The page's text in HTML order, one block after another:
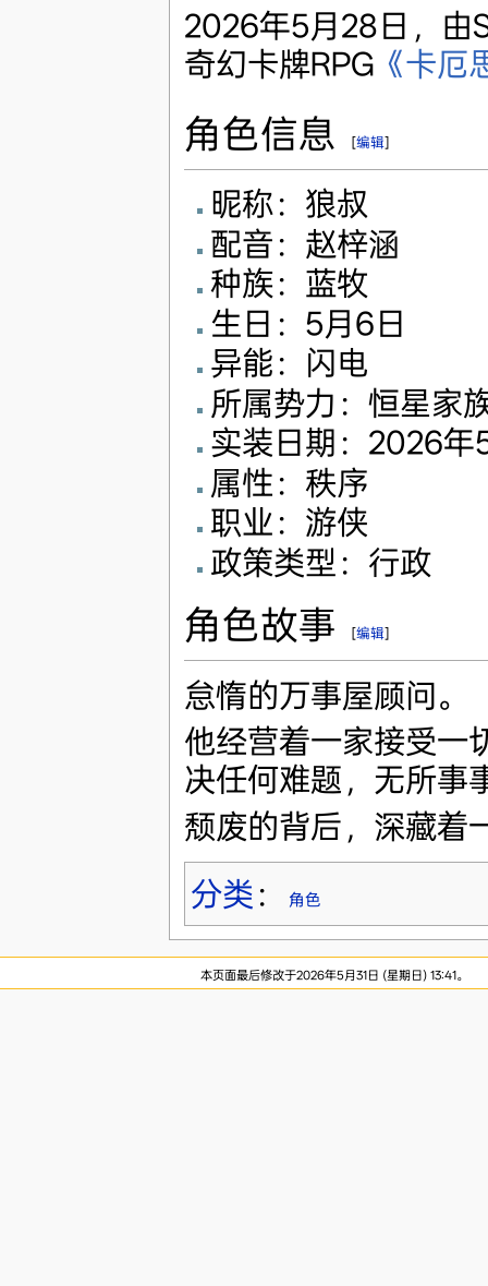
2026年5月28日，由
奇幻卡牌RPG《卡厄
角色信息 [编辑]
昵称：狼叔
配音：赵梓涵
种族：蓝牧
生日：5月6日
异能：闪电
所属势力：恒星家
实装日期：2026年
属性：秩序
职业：游侠
政策类型：行政
角色故事 [编辑]
怠惰的万事屋顾问。
他经营着一家接受一
决任何难题，无所事
颓废的背后，深藏着
分类 ： 角色
本页面最后修改于2026年5月31日 (星期日) 13:41。